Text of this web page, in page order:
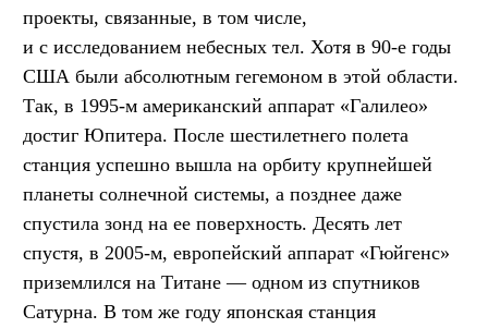
проекты, связанные, в том числе,
и с исследованием небесных тел. Хотя в 90-е годы
США были абсолютным гегемоном в этой области.
Так, в 1995-м американский аппарат «Галилео»
достиг Юпитера. После шестилетнего полета
станция успешно вышла на орбиту крупнейшей
планеты солнечной системы, а позднее даже
спустила зонд на ее поверхность. Десять лет
спустя, в 2005-м, европейский аппарат «Гюйгенс»
приземлился на Титане — одном из спутников
Сатурна. В том же году японская станция